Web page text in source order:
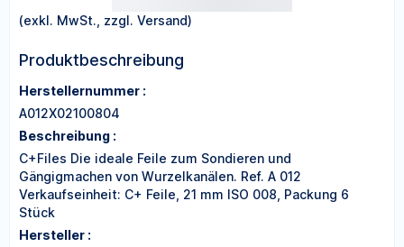
(exkl. MwSt., zzgl. Versand)
Produktbeschreibung
Herstellernummer :
A012X02100804
Beschreibung :
C+Files Die ideale Feile zum Sondieren und
Gängigmachen von Wurzelkanälen. Ref. A 012
Verkaufseinheit: C+ Feile, 21 mm ISO 008, Packung 6
Stück
Hersteller :